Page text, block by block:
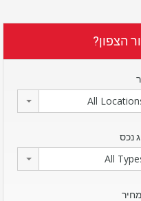
הצפון?
All
נכס
All